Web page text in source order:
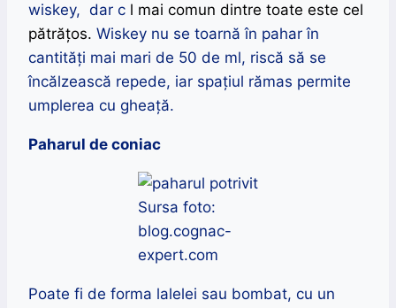
wiskey, dar c l mai comun dintre toate este cel
pătrățos. Wiskey nu se toarnă în pahar în
cantități mai mari de 50 de ml, riscă să se
încălzească repede, iar spațiul rămas permite
umplerea cu gheață.
Paharul de coniac
Sursa foto:
blog.cognac-
expert.com
Poate fi de forma lalelei sau bombat, cu un